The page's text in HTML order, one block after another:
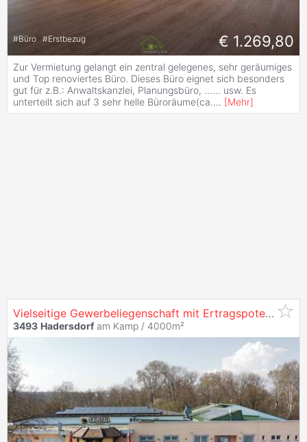
#Büro #Erstbezug € 1.269,80
Zur Vermietung gelangt ein zentral gelegenes, sehr geräumiges
und Top renoviertes Büro. Dieses Büro eignet sich besonders
gut für z.B.: Anwaltskanzlei, Planungsbüro, ...... usw. Es
unterteilt sich auf 3 sehr helle Büroräume(ca.... [Mehr]
Vielseitige Gewerbeliegenschaft mit Ertragspotenzial
3493 Hadersdorf am Kamp / 4000m²